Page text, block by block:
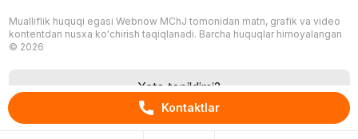
Kontaktlar
Mualliflik huquqi egasi Webnow MChJ tomonidan matn, grafik va video
kontentdan nusxa ko'chirish taqiqlanadi. Barcha huquqlar himoyalangan
© 2026
Xato topildimi?